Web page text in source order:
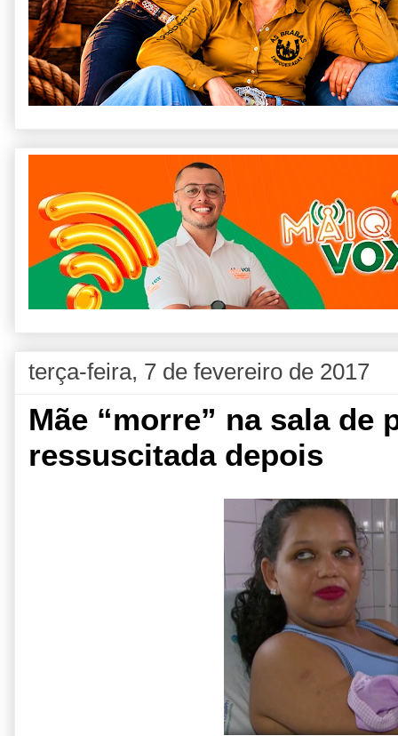
terça-feira, 7 de fevereiro de 2017
Mãe “morre” na sala de
ressuscitada depois